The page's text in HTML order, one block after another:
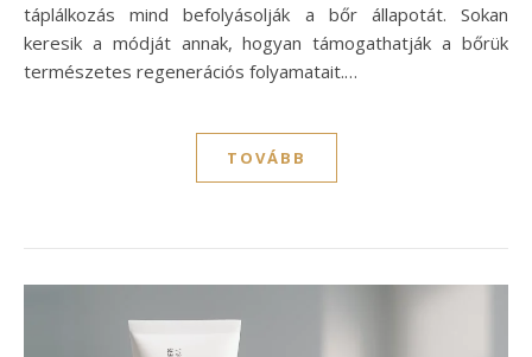
táplálkozás mind befolyásolják a bőr állapotát. Sokan
keresik a módját annak, hogyan támogathatják a bőrük
természetes regenerációs folyamatait.…
TOVÁBB